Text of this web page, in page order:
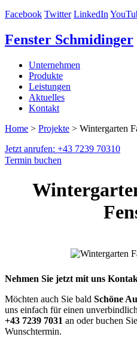
Facebook Twitter LinkedIn
Fenster Schmidinger
Unternehmen
Produkte
Leistungen
Aktuelles
Kontakt
Home > Projekte > Wintergarten
Jetzt anrufen: +43 7239 70310
Termin buchen
Nehmen Sie jetzt mit uns
Möchten auch Sie bald Schöne
uns einfach für einen
+43 7239 7031 an oder buchen
Wunschtermin.